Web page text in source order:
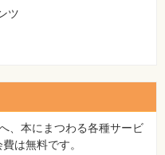
ツ
、本にまつわる各種サービ
は無料です。